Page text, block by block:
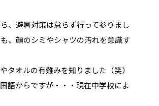
、避暑対策は怠らず行って参りまし
、顔のシミやシャツの汚れを意識す
タオルの有難みを知りました（笑）
語からですが・・・現在中学校によ